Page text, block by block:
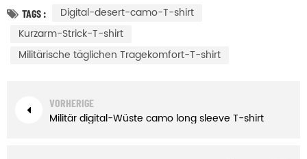
TAGS :
Digital-desert-camo-T-shirt
Kurzarm-Strick-T-shirt
Militärische täglichen Tragekomfort-T-shirt
VORHERIGE
Militär digital-Wüste camo long sleeve T-shirt